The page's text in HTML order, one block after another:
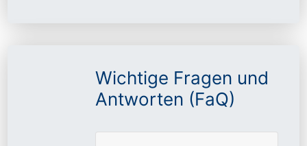
Wichtige Fragen und
Antworten (FaQ)